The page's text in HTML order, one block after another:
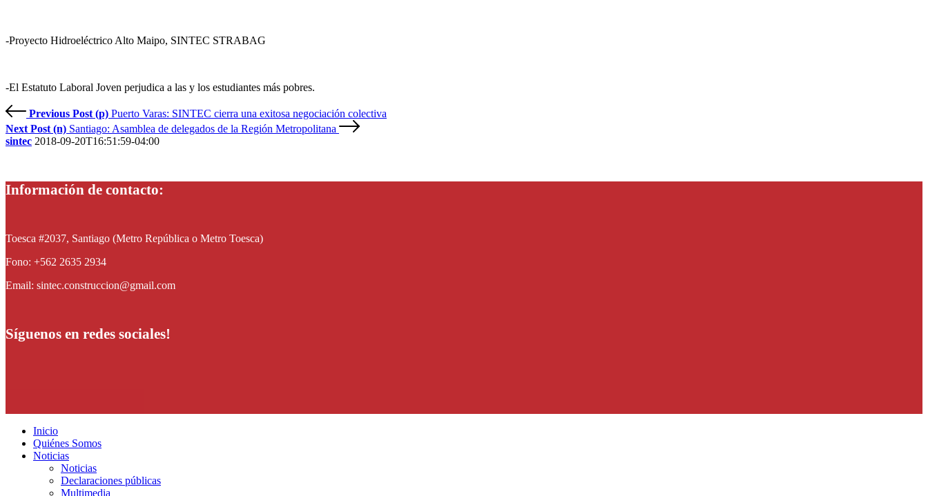
-Proyecto Hidroeléctrico Alto Maipo, SINTEC STRABAG
-El Estatuto Laboral Joven perjudica a las y los estudiantes más pobres.
Previous Post (p) Puerto Varas: SINTEC cierra una exitosa negociación colectiva
Next Post (n) Santiago: Asamblea de delegados de la Región Metropolitana
sintec 2018-09-20T16:51:59-04:00
Información de contacto:
Toesca #2037, Santiago (Metro República o Metro Toesca)
Fono: +562 2635 2934
Email: sintec.construccion@gmail.com
Síguenos en redes sociales!
Inicio
Quiénes Somos
Noticias
Noticias
Declaraciones públicas
Multimedia